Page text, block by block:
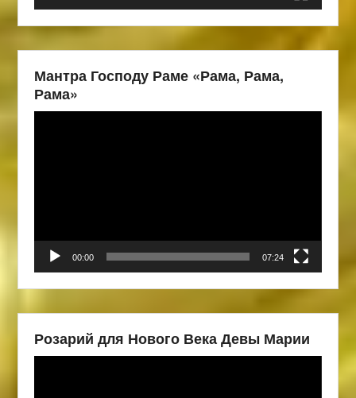
Мантра Господу Раме «Рама, Рама,
Рама»
00:00 07:24
Розарий для Нового Века Девы Марии